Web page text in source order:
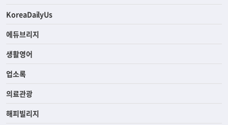
KoreaDailyUs
에듀브리지
생활영어
업소록
의료관광
해피빌리지